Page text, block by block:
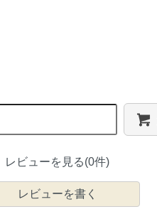
レビューを見る(0件)
レビューを書く